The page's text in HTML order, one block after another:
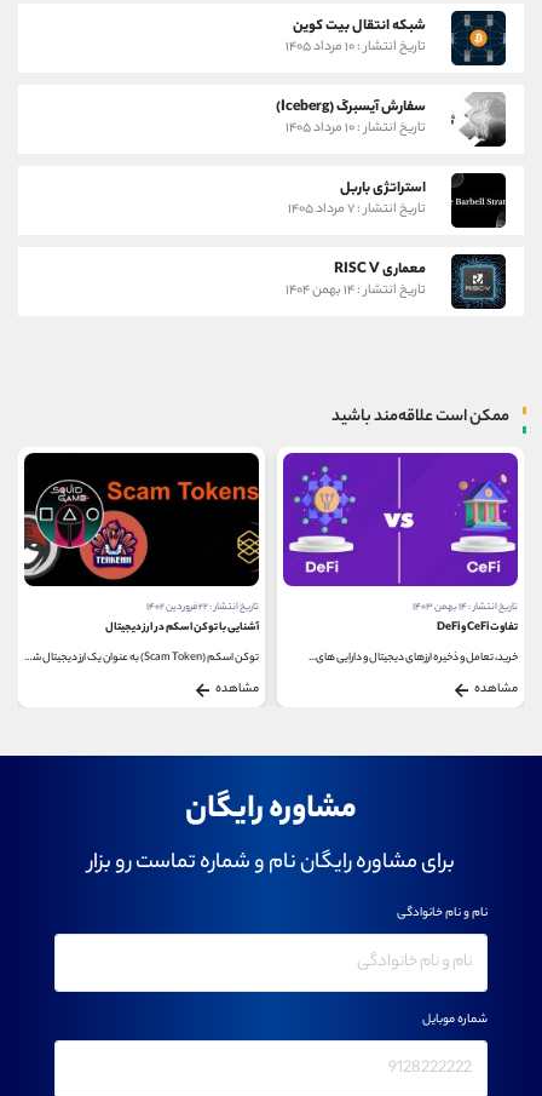
شبکه انتقال بیت کوین
تاریخ انتشار : ۱۰ مرداد ۱۴۰۵
سفارش آیسبرگ (Iceberg)
تاریخ انتشار : ۱۰ مرداد ۱۴۰۵
استراتژی باربل
تاریخ انتشار : ۷ مرداد ۱۴۰۵
معماری RISC V
تاریخ انتشار : ۱۴ بهمن ۱۴۰۴
ممکن است علاقه‌مند باشید
تاریخ انتشار : ۱۴ بهمن ۱۴۰۳
تفاوت CeFi و DeFi
خرید، تعامل و ذخیره ارزهای دیجیتال و دارایی های...
مشاهده
تاریخ انتشار : ۲۲ فروردین ۱۴۰۲
آشنایی با توکن اسکم در ارز دیجیتال
توکن اسکم (Scam Token) به عنوان یک ارز دیجیتال شناخته...
مشاهده
مشاوره رایگان
برای مشاوره رایگان نام و شماره تماست رو بزار
نام و نام خانوادگی
شماره موبایل